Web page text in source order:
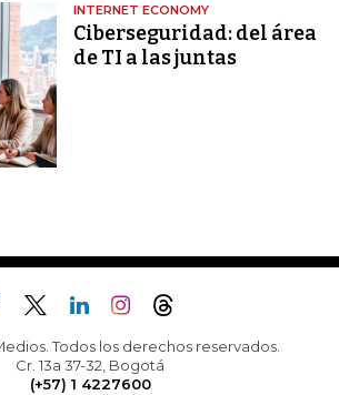
INTERNET ECONOMY
Ciberseguridad: del área
de TI a las juntas
Todos los derechos reservados.
Cr. 13a 37-32, Bogotá
(+57) 1 4227600